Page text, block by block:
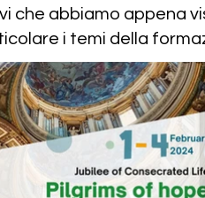
che abbiamo appena
i temi della